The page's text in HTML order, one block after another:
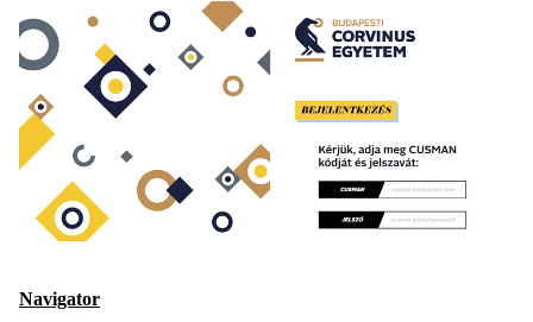
Navigator